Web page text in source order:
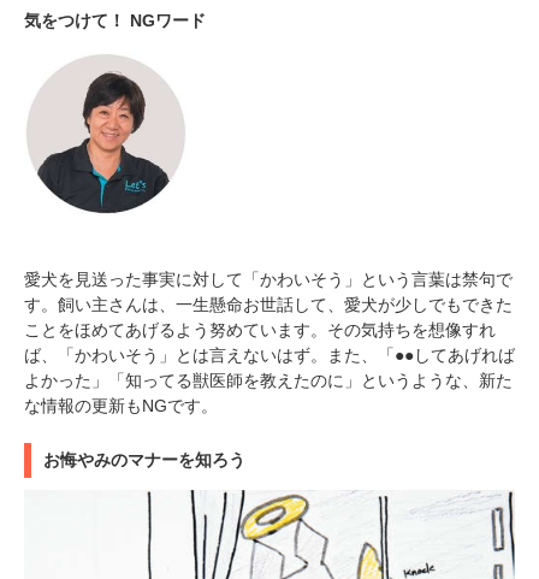
気をつけて！ NGワード
愛犬を見送った事実に対して「かわいそう」という言葉は禁句で
す。飼い主さんは、一生懸命お世話して、愛犬が少しでもできた
ことをほめてあげるよう努めています。その気持ちを想像すれ
ば、「かわいそう」とは言えないはず。また、「●●してあげれば
よかった」「知ってる獣医師を教えたのに」というような、新た
な情報の更新もNGです。
お悔やみのマナーを知ろう